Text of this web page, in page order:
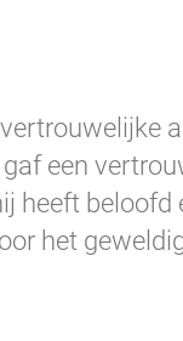
een
heeft
het